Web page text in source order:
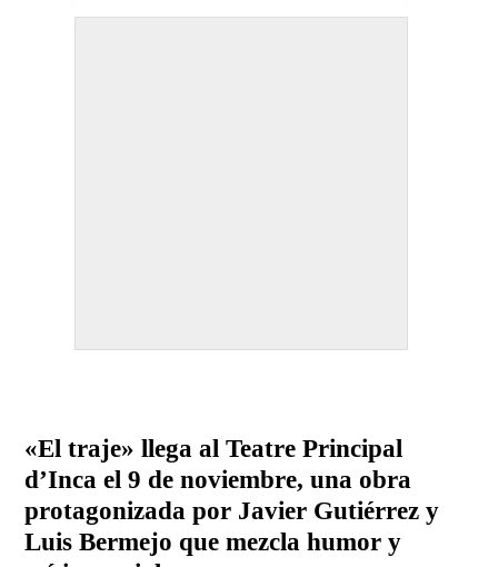
«El traje» llega al Teatre Principal
d’Inca el 9 de noviembre, una obra
protagonizada por Javier Gutiérrez y
Luis Bermejo que mezcla humor y